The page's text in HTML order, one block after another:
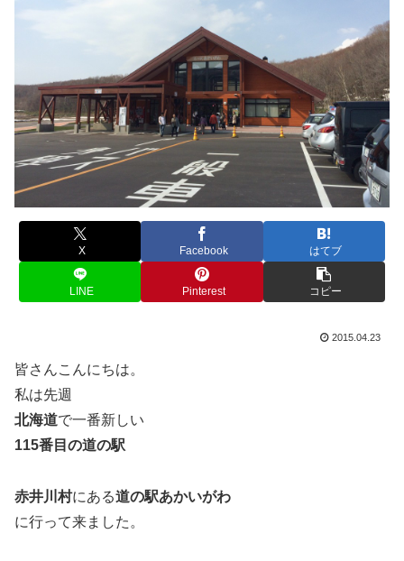
X Facebook はてブ
LINE Pinterest コピー
2015.04.23
皆さんこんにちは。
私は先週
北海道で一番新しい
115番目の道の駅
赤井川村にある道の駅あかいがわ
に行って来ました。